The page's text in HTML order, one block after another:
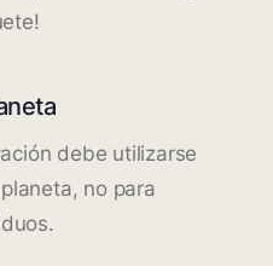
debe utilizarse
no para